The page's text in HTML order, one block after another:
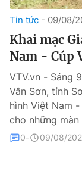
Chân dung
Sự kiện
Bóng đá
Thể thao
Các môn khác
Tin tức 09/08/
Khai mạc
Nam - Cúp
VTV.vn - Sáng
Vân Sơn, tỉnh
hình Việt Nam
cho những
0 09/08/